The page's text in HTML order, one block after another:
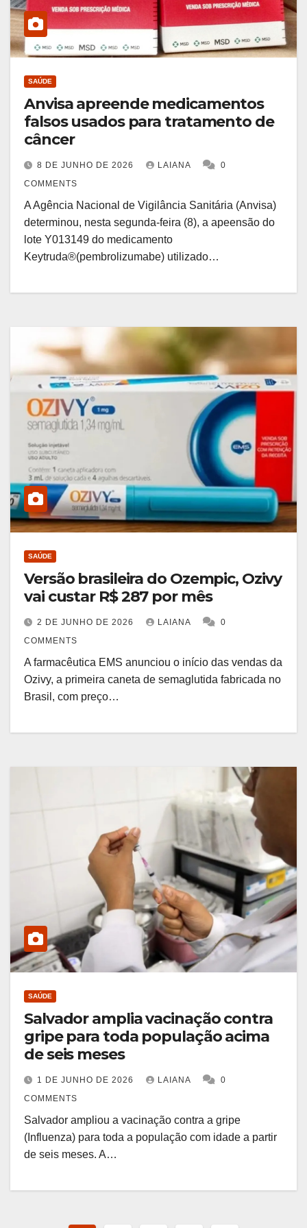
SAÚDE
Anvisa apreende medicamentos
falsos usados para tratamento de
câncer
8 DE JUNHO DE 2026 LAIANA
0
COMMENTS
A Agência Nacional de Vigilância Sanitária (Anvisa)
determinou, nesta segunda-feira (8), a apeensão do
lote Y013149 do medicamento
Keytruda®(pembrolizumabe) utilizado…
SAÚDE
Versão brasileira do Ozempic, Ozivy
vai custar R$ 287 por mês
2 DE JUNHO DE 2026 LAIANA
0
COMMENTS
A farmacêutica EMS anunciou o início das vendas da
Ozivy, a primeira caneta de semaglutida fabricada no
Brasil, com preço…
SAÚDE
Salvador amplia vacinação contra
gripe para toda população acima
de seis meses
1 DE JUNHO DE 2026 LAIANA
0
COMMENTS
Salvador ampliou a vacinação contra a gripe
(Influenza) para toda a população com idade a partir
de seis meses. A…